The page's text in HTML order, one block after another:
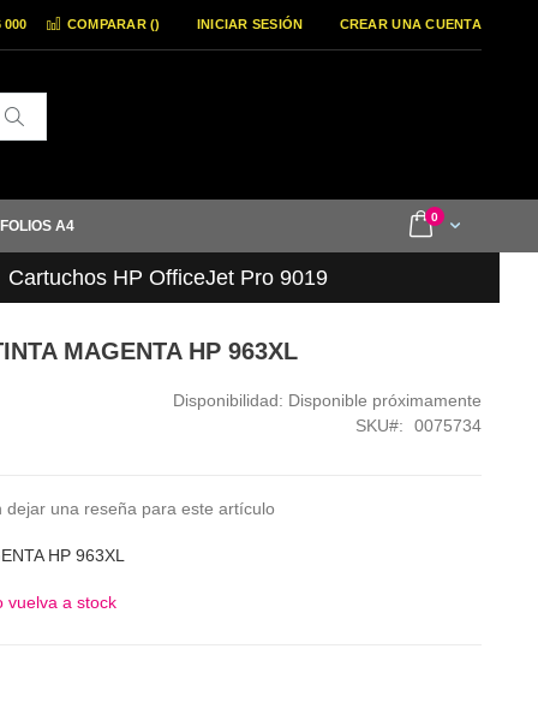
COMPARAR () INICIAR SESIÓN CREAR UNA CUENTA
000
Cart
0items
A4
Cartuchos HP OfficeJet Pro 9019
MAGENTA HP 963XL
Disponibilidad: Disponible próximamente
SKU
0075734
dejar una reseña para este artículo
HP 963XL
vuelva a stock